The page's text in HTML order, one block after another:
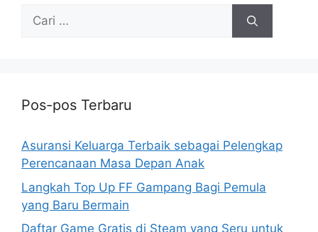
Cari
Pos-pos Terbaru
Asuransi Keluarga Terbaik sebagai Pelengkap
Perencanaan Masa Depan Anak
Langkah Top Up FF Gampang Bagi Pemula
yang Baru Bermain
Daftar Game Gratis di Steam yang Seru untuk